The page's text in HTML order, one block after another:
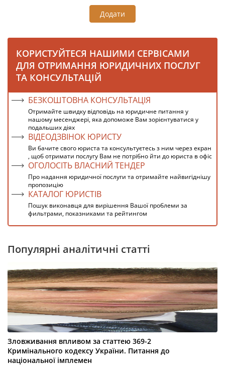
Додати
КОРИСТУЙТЕСЯ НАШИМИ СЕРВІСАМИ
ДЛЯ ОТРИМАННЯ ЮРИДИЧНИХ ПОСЛУГ
ТА КОНСУЛЬТАЦІЙ
БЕЗКОШТОВНА КОНСУЛЬТАЦІЯ
Отримайте швидку відповідь на юридичне питання у
нашому месенджері, яка допоможе Вам зорієнтуватися у
подальших діях
ВІДЕОДЗВІНОК ЮРИСТУ
Ви бачите свого юриста та консультуєтесь з ним через екран
, щоб отримати послугу Вам не потрібно йти до юриста в офіс
ОГОЛОСІТЬ ВЛАСНИЙ ТЕНДЕР
Про надання юридичної послуги та отримайте найвигіднішу
пропозицію
КАТАЛОГ ЮРИСТІВ
Пошук виконавця для вирішення Вашої проблеми за
фильтрами, показниками та рейтингом
Популярні аналітичні статті
Зловживання впливом за статтею 369-2
Кримінального кодексу України. Питання до
національної імплемен